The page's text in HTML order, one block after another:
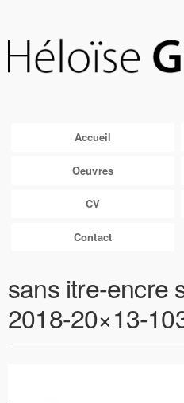
Accueil
Oeuvres
CV
Contact
sans itre-encre
2018-20×13-